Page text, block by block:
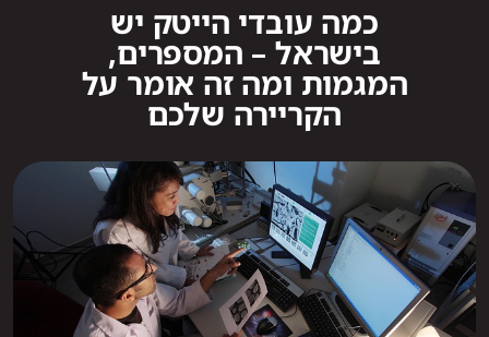
כמה עובדי הייטק יש
בישראל – המספרים,
המגמות ומה זה אומר על
הקריירה שלכם